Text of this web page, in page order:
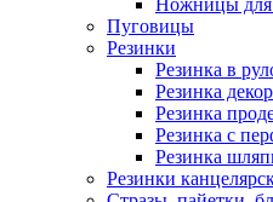
Пуговицы
Резинки
Резинка в
Резинка
Резинка
Резинка с
Резинка
Резинки